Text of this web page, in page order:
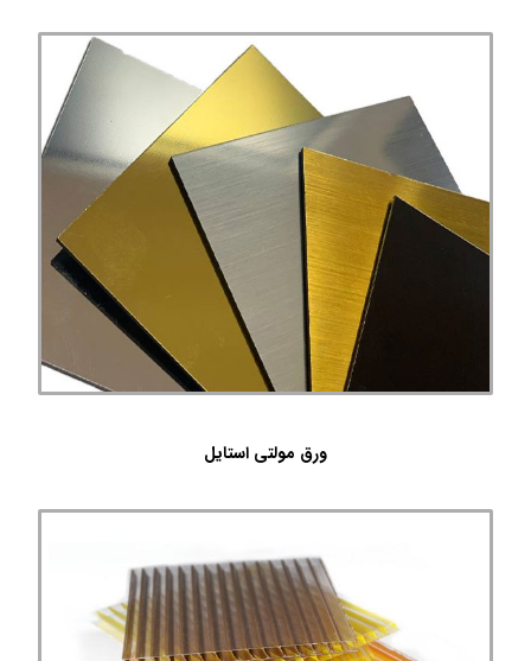
ورق مولتی استایل